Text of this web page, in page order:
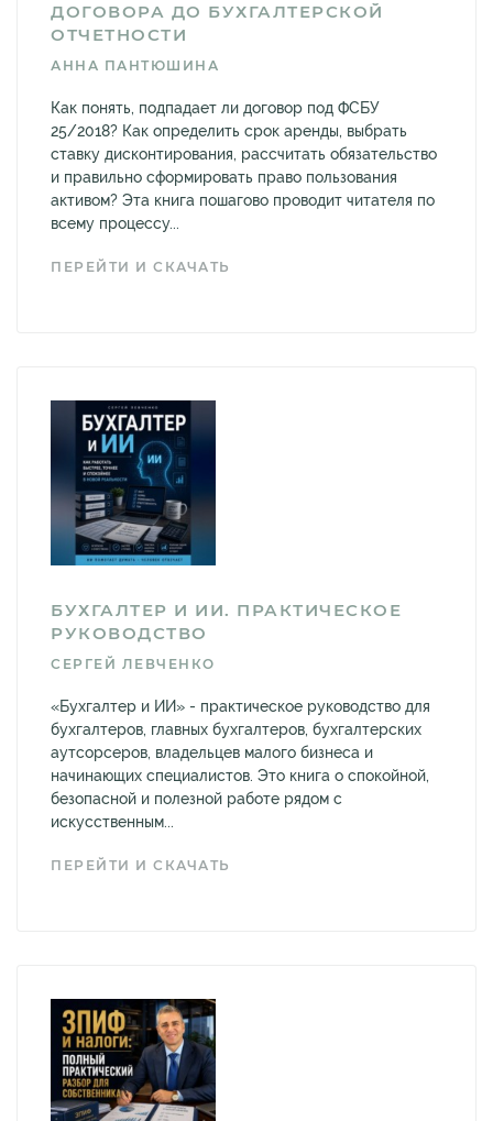
ДОГОВОРА ДО БУХГАЛТЕРСКОЙ
ОТЧЕТНОСТИ
АННА ПАНТЮШИНА
Как понять, подпадает ли договор под ФСБУ
25/2018? Как определить срок аренды, выбрать
ставку дисконтирования, рассчитать обязательство
и правильно сформировать право пользования
активом? Эта книга пошагово проводит читателя по
всему процессу...
ПЕРЕЙТИ И СКАЧАТЬ
БУХГАЛТЕР И ИИ. ПРАКТИЧЕСКОЕ
РУКОВОДСТВО
СЕРГЕЙ ЛЕВЧЕНКО
«Бухгалтер и ИИ» - практическое руководство для
бухгалтеров, главных бухгалтеров, бухгалтерских
аутсорсеров, владельцев малого бизнеса и
начинающих специалистов. Это книга о спокойной,
безопасной и полезной работе рядом с
искусственным...
ПЕРЕЙТИ И СКАЧАТЬ